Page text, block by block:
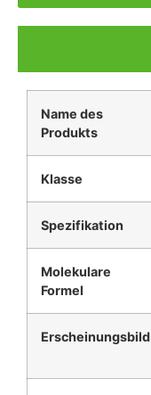
Name des
Produkts
Klasse
Spezifikation
Molekulare
Formel
Erscheinungsbild